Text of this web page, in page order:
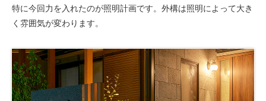
特に今回力を入れたのが照明計画です。外構は照明によって大き
く雰囲気が変わります。